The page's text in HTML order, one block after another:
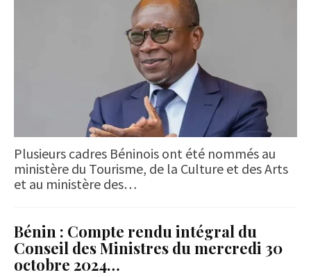
Plusieurs cadres Béninois ont été nommés au
ministère du Tourisme, de la Culture et des Arts
et au ministère des…
Bénin : Compte rendu intégral du
Conseil des Ministres du mercredi 30
octobre 2024…